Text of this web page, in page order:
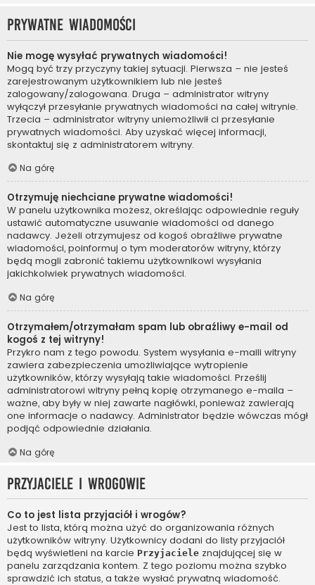
Prywatne wiadomości
Nie mogę wysyłać prywatnych wiadomości!
Mogą być trzy przyczyny takiej sytuacji. Pierwsza – nie jesteś
zarejestrowanym użytkownikiem lub nie jesteś
zalogowany/zalogowana. Druga – administrator witryny
wyłączył przesyłanie prywatnych wiadomości na całej witrynie.
Trzecia – administrator witryny uniemożliwił ci przesyłanie
prywatnych wiadomości. Aby uzyskać więcej informacji,
skontaktuj się z administratorem witryny.
Na górę
Otrzymuję niechciane prywatne wiadomości!
W panelu użytkownika możesz, określając odpowiednie reguły
ustawić automatyczne usuwanie wiadomości od danego
nadawcy. Jeżeli otrzymujesz od kogoś obraźliwe prywatne
wiadomości, poinformuj o tym moderatorów witryny, którzy
będą mogli zabronić takiemu użytkownikowi wysyłania
jakichkolwiek prywatnych wiadomości.
Na górę
Otrzymałem/otrzymałam spam lub obraźliwy e-mail od
kogoś z tej witryny!
Przykro nam z tego powodu. System wysyłania e-maili witryny
zawiera zabezpieczenia umożliwiające wytropienie
użytkowników, którzy wysyłają takie wiadomości. Prześlij
administratorowi witryny pełną kopię otrzymanego e-maila –
ważne, aby były w niej zawarte nagłówki, ponieważ zawierają
one informacje o nadawcy. Administrator będzie wówczas mógł
podjąć odpowiednie działania.
Na górę
Przyjaciele i wrogowie
Co to jest lista przyjaciół i wrogów?
Jest to lista, którą można użyć do organizowania różnych
użytkowników witryny. Użytkownicy dodani do listy przyjaciół
będą wyświetleni na karcie Przyjaciele znajdującej się w
panelu zarządzania kontem. Z tego poziomu można szybko
sprawdzić ich status, a także wysłać prywatną wiadomość.